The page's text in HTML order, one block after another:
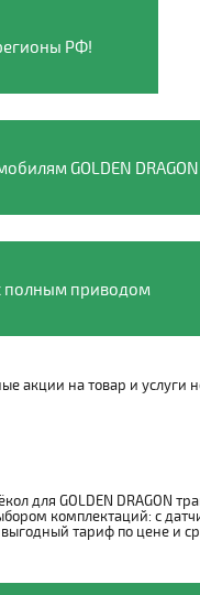
РФ!
GOLDEN DRAGON
полным приводом
акции на товар и услуги
для GOLDEN DRAGON
комплектаций: с
тариф по цене и